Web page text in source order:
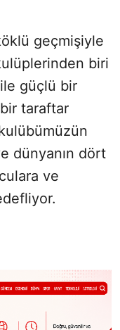
geçmişiyle
biri
ile güçlü bir
taraftar
dünyanın dört
ve